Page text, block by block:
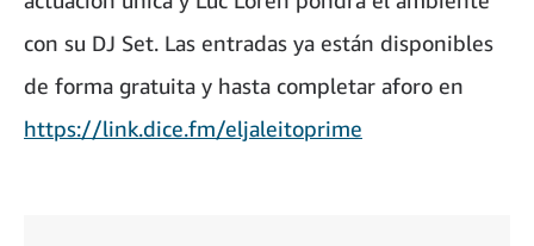
con su DJ Set. Las entradas ya están disponibles
de forma gratuita y hasta completar aforo en
https://link.dice.fm/eljaleitoprime